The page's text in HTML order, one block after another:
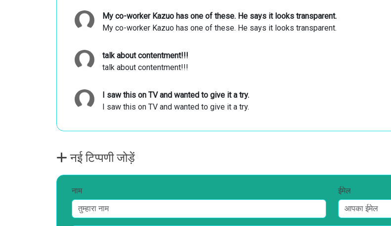
My co-worker Kazuo has one of these. He says it looks transparent.
My co-worker Kazuo has one of these. He says it looks transparent.
talk about contentment!!!
talk about contentment!!!
I saw this on TV and wanted to give it a try.
I saw this on TV and wanted to give it a try.
नई टिप्पणी जोड़ें
नाम ईमेल